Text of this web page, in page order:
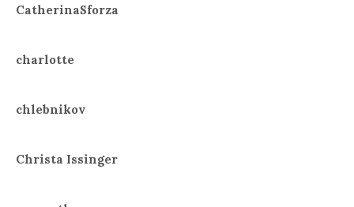
CatherinaSforza
charlotte
chlebnikov
Christa Issinger